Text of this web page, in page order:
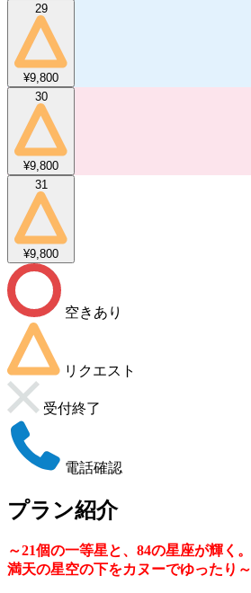
29
¥9,800
30
¥9,800
31
¥9,800
空きあり
リクエスト
受付終了
電話確認
プラン紹介
～21個の一等星と、84の星座が輝く。
満天の星空の下をカヌーでゆったり～